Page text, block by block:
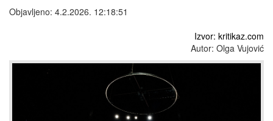
Objavljeno: 4.2.2026. 12:18:51
Izvor: kritikaz.com
Autor: Olga Vujović